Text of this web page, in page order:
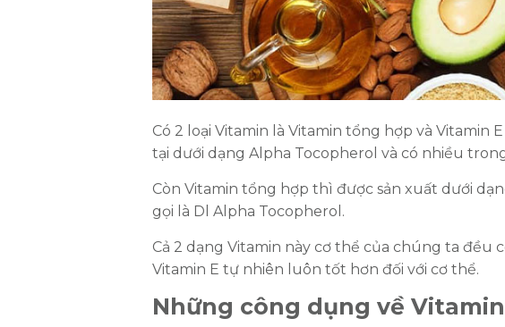
Có 2 loại Vitamin là Vitamin tổng hợp và Vitamin
tại dưới dạng Alpha Tocopherol và có nhiều
Còn Vitamin tổng hợp thì được sản xuất dưới
gọi là Dl Alpha Tocopherol.
Cả 2 dạng Vitamin này cơ thể của chúng ta đều
Vitamin E tự nhiên luôn tốt hơn đối với cơ thể.
Những công dụng về
Đăng